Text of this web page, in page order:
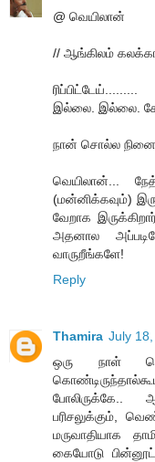
@ வெயிலான்
// ஆங்கிலம்
ரிப்பிட்டேய்.........
இல்லை. இல்லை.
நான் சொல்ல
வெயிலான்...
(மன்னிக்கவும்)
வேறாக
அதனால
வாருறீங்களே!
Reply
Thamira July
ஒரு நாள்
போலிருக்கே..
பரிசலுக்கும்,
மருவாதியாக
கையோடு